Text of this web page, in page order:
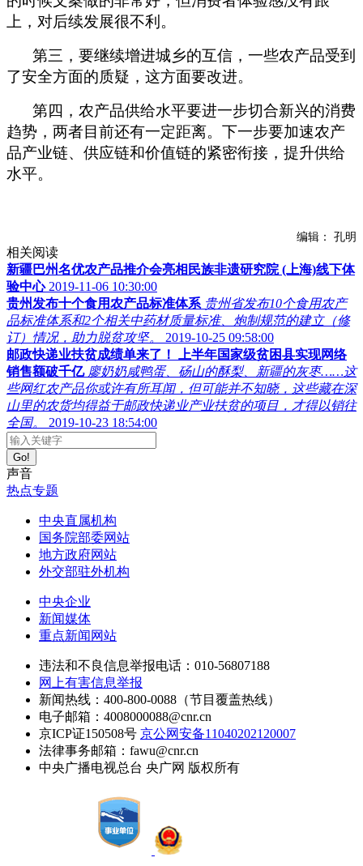
上，对后续发展很不利。
第三，要继续增进城乡的互信，一些农产品受到
了安全方面的质疑，这方面要改进。
第四，农产品供给水平要进一步切合新兴的消费
趋势，两者目前还有一定距离。下一步要加速农产
品产业链、供应链和价值链的紧密衔接，提升供给
水平。
编辑： 孔明
相关阅读
新疆巴州名优农产品推介会亮相民族非遗研究院 (上海)线下体
验中心 2019-11-06 10:30:00
贵州发布十个食用农产品标准体系 贵州省发布10个食用农产
品标准体系和2个相关中药材质量标准、炮制规范的建立（修
订）情况，助力脱贫攻坚。 2019-10-25 09:58:00
邮政快递业扶贫成绩单来了！ 上半年国家级贫困县实现网络
销售额破千亿 廖奶奶咸鸭蛋、砀山的酥梨、新疆的灰枣……这
些网红农产品你或许有所耳闻，但可能并不知晓，这些藏在深
山里的农货均得益于邮政快递业产业扶贫的项目，才得以销往
全国。
2019-10-23 18:54:00
Go!
声音
热点专题
中央直属机构
国务院部委网站
地方政府网站
外交部驻外机构
中央企业
新闻媒体
重点新闻网站
违法和不良信息举报电话：010-56807188
网上有害信息举报
新闻热线：400-800-0088（节目覆盖热线）
电子邮箱：4008000088@cnr.cn
京ICP证150508号 京公网安备11040202120007
法律事务邮箱：fawu@cnr.cn
中央广播电视总台 央广网 版权所有